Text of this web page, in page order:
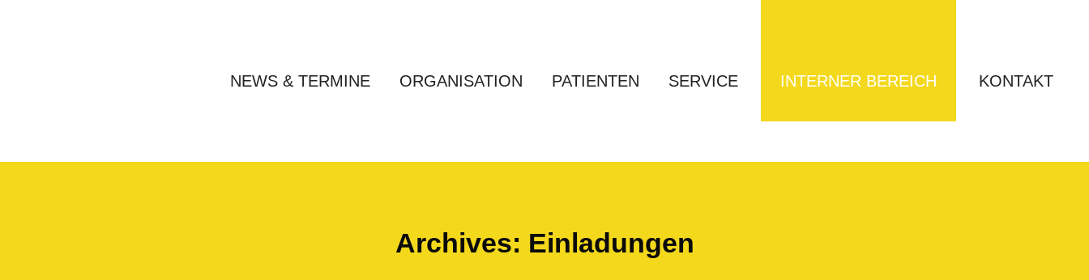
NEWS & TERMINE ORGANISATION PATIENTEN SERVICE INTERNER BEREICH KONTAKT
Archives: Einladungen